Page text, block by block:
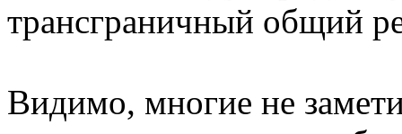
трансграничный общий
Видимо, многие не